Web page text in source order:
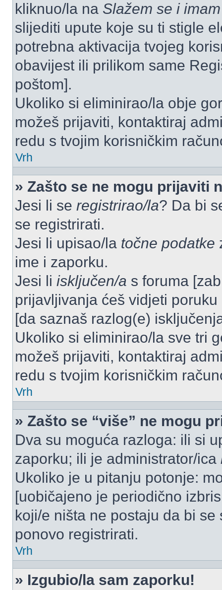
kliknuo/la na Slažem se i
slijediti upute koje su ti stigle
potrebna aktivacija tvojeg
obavijest ili prilikom same
poštom].
Ukoliko si eliminirao/la obje
možeš prijaviti, kontaktiraj
redu s tvojim korisničkim
Vrh
» Zašto se ne mogu prijaviti
Jesi li se registrirao/la? Da bi
se registrirati.
Jesi li upisao/la točne podatke
ime i zaporku.
Jesi li isključen/a s foruma
prijavljivanja ćeš vidjeti
[da saznaš razlog(e)
Ukoliko si eliminirao/la sve tri
možeš prijaviti, kontaktiraj
redu s tvojim korisničkim
Vrh
» Zašto se “više” ne mogu
Dva su moguća razloga: ili si
zaporku; ili je administrator/ica
Ukoliko je u pitanju potonje:
[uobičajeno je periodično
koji/e ništa ne postaju da bi
ponovo registrirati.
Vrh
» Izgubio/la sam zaporku!